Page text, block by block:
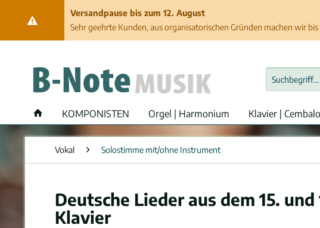
Versandpause bis zum 12. August
Sehr geehrte Kunden, aus organisatorischen Gründen machen wir
KOMPONISTEN Orgel | Harmonium Klavier | Cembalo
Vokal Solostimme mit/ohne Instrument
Deutsche Lieder aus dem 15.
Klavier